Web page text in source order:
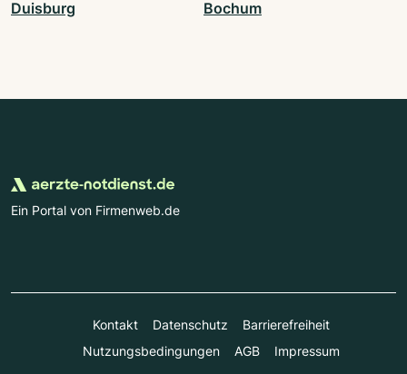
Duisburg Bochum
Ein Portal von Firmenweb.de
Kontakt Datenschutz
Barrierefreiheit
Nutzungsbedingungen
AGB Impressum